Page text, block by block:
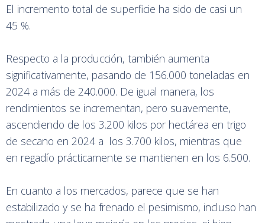
El incremento total de superficie ha sido de casi un
45 %.
Respecto a la producción, también aumenta
significativamente, pasando de 156.000 toneladas en
2024 a más de 240.000. De igual manera, los
rendimientos se incrementan, pero suavemente,
ascendiendo de los 3.200 kilos por hectárea en trigo
de secano en 2024 a los 3.700 kilos, mientras que
en regadío prácticamente se mantienen en los 6.500.
En cuanto a los mercados, parece que se han
estabilizado y se ha frenado el pesimismo, incluso han